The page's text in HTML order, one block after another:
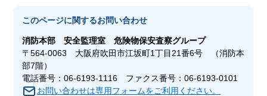
このページに関するお問い合わせ
消防本部安全監理室 危険物保安査察グループ
〒564-0063 大阪府吹田市江坂町1丁目21番6号 （消防本
部7階）
電話番号：06-6193-1116 ファクス番号：06-6193-0101
お問い合わせは専用フォームをご利用ください。